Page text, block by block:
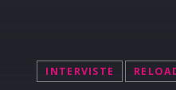
INTERVISTE